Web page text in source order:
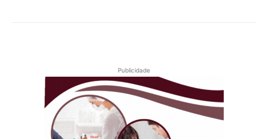
Publicidade